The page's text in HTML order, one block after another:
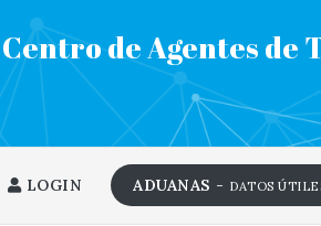
Centro de Agentes
LOGIN ADUANAS - DATOS